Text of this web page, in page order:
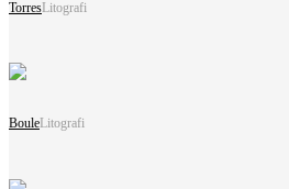
TorresLitografi
BouleLitografi